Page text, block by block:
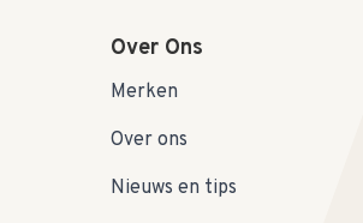
Over Ons
Merken
Over ons
Nieuws en tips